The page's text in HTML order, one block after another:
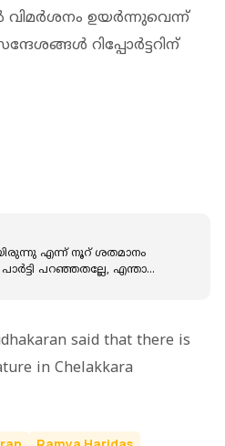
വിമര്‍ശനം ഉയര്‍ന്നുവെന്ന്
റിപ്പോര്‍ട്ടറിന്
എന്ന് നൂറ് ശതമാനം
പാർട്ടി പറഞ്ഞതല്ലേ, എന്താ
said that there is
in Chelakkara